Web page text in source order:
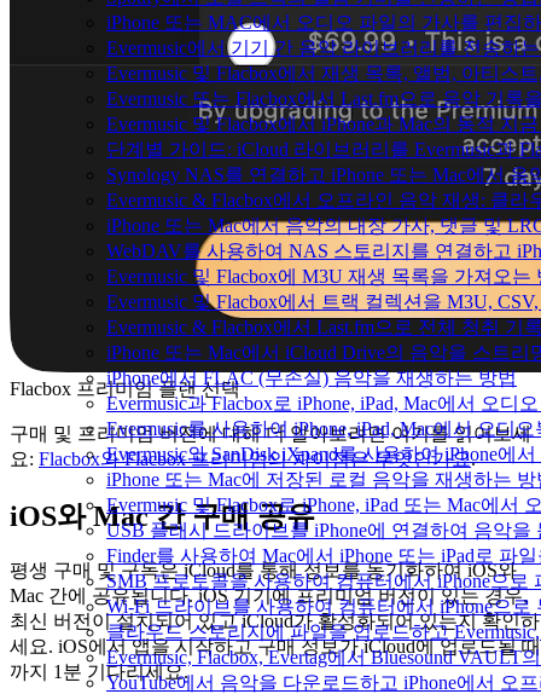
iPhone 또는 MAC에서 오디오 파일의 가사를 편집
Evermusic에서 기기 간 음악 라이브러리를 전송하
Evermusic 및 Flacbox에서 재생 목록, 앨범, 아티스
Evermusic 또는 Flacbox에서 Last.fm으로 음악 기록
Evermusic 및 Flacbox에서 iPhone과 Mac의 동적 지
단계별 가이드: iCloud 라이브러리를 Evermusic과
Synology NAS를 연결하고 iPhone 또는 Mac에서 음
Evermusic & Flacbox에서 오프라인 음악 재생: 클
iPhone 또는 Mac에서 음악의 내장 가사, 댓글 및
WebDAV를 사용하여 NAS 스토리지를 연결하고
Evermusic 및 Flacbox에 M3U 재생 목록을 가져오는
Evermusic 및 Flacbox에서 트랙 컬렉션을 M3U,
Evermusic & Flacbox에서 Last.fm으로 전체 청취 기
iPhone 또는 Mac에서 iCloud Drive의 음악을 스트리
iPhone에서 FLAC (무손실) 음악을 재생하는 방법
Evermusic과 Flacbox로 iPhone, iPad, Mac에서 오
Evermusic를 사용하여 iPhone, iPad, Mac에서 오디
Evermusic와 SanDisk iXpand를 사용하여 iPhone
iPhone 또는 Mac에 저장된 로컬 음악을 재생하는 방
Evermusic 및 Flacbox로 iPhone, iPad 또는 Mac에
USB 플래시 드라이브를 iPhone에 연결하여 음악
Finder를 사용하여 Mac에서 iPhone 또는 iPad로 파
SMB 프로토콜을 사용하여 컴퓨터에서 iPhone으로
Wi-Fi 드라이브를 사용하여 컴퓨터에서 iPhone으
클라우드 스토리지에 파일을 업로드하고
Evermusic, Flacbox, Evertag에서 Bluesound
YouTube에서 음악을 다운로드하고 iPhone에서 오
Flacbox 프리미엄 플랜 선택
구매 및 프리미엄 버전에 대해 더 알아보려면 여기를 읽어보세
요: Flacbox와 Flacbox 프리미엄의 차이점은 무엇인가요.
iOS와 Mac 간 구매 공유
평생 구매 및 구독은 iCloud를 통해 정보를 동기화하여 iOS와
Mac 간에 공유됩니다. iOS 기기에 프리미엄 버전이 있는 경우,
최신 버전이 설치되어 있고 iCloud가 활성화되어 있는지 확인하
세요. iOS에서 앱을 시작하고 구매 정보가 iCloud에 업로드될 때
까지 1분 기다리세요.